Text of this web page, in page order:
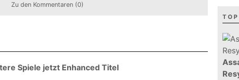
Zu den Kommentaren (0)
Spiele jetzt Enhanced Titel